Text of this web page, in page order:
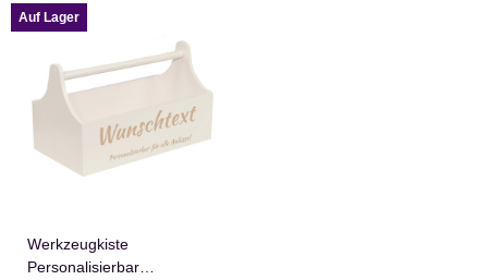
Auf Lager
Werkzeugkiste
Personalisierbar